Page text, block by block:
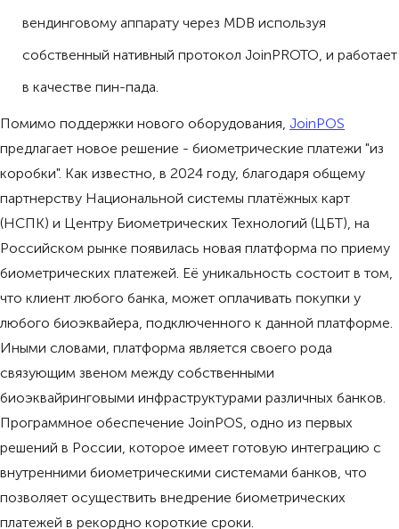
вендинговому аппарату через MDB используя
собственный нативный протокол JoinPROTO, и работает
в качестве пин-пада.
Помимо поддержки нового оборудования, JoinPOS
предлагает новое решение - биометрические платежи "из
коробки". Как известно, в 2024 году, благодаря общему
партнерству Национальной системы платёжных карт
(НСПК) и Центру Биометрических Технологий (ЦБТ), на
Российском рынке появилась новая платформа по приему
биометрических платежей. Её уникальность состоит в том,
что клиент любого банка, может оплачивать покупки у
любого биоэквайера, подключенного к данной платформе.
Иными словами, платформа является своего рода
связующим звеном между собственными
биоэквайринговыми инфраструктурами различных банков.
Программное обеспечение JoinPOS, одно из первых
решений в России, которое имеет готовую интеграцию с
внутренними биометрическими системами банков, что
позволяет осуществить внедрение биометрических
платежей в рекордно короткие сроки.